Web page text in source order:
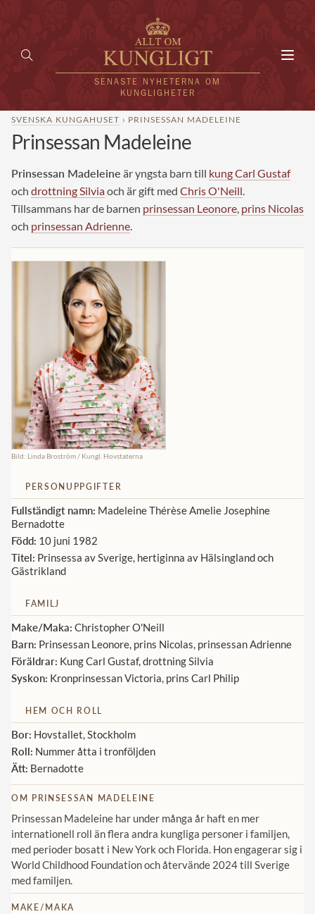
SENASTE NYHETERNA OM
KUNGLIGHETER
HEM
KUNGAFAMILJEN
UTLÄNDSKT
KÄNDISAR
VÄRLDENS KUNGAHUS
Svenska kungahuset
Brittiska kungahuset
Norska kungahuset
Danska kungahuset
Spanska kungahuset
Nederländska kungahuset
Belgiska kungahuset
Jordanska kungahuset
Luxemburgska storhertighuset
Japanska kejsarhuset
Marockanska kungahuset
REDAKTION
SVENSKA KUNGAHUSET › PRINSESSAN MADELEINE
Prinsessan Madeleine
Prinsessan Madeleine är yngsta barn till kung Carl Gustaf
och drottning Silviaoch är gift med Chris O'Neill
Tillsammans har de barnen prinsessan Leonore prins Nicolas
och prinsessan Adrienne
Bild: Linda Broström / Kungl. Hovstaterna
PERSONUPPGIFTER
Fullständigt namn: Madeleine Thérèse Amelie Josephine
Bernadotte
Född: 10 juni 1982
Titel: Prinsessa av Sverige, hertiginna av Hälsingland och
Gästrikland
FAMILJ
Make/Maka: Christopher O'Neill
Barn: Prinsessan Leonore, prins Nicolas, prinsessan Adrienne
Föräldrar: Kung Carl Gustaf, drottning Silvia
Syskon: Kronprinsessan Victoria, prins Carl Philip
HEM OCH ROLL
Bor: Hovstallet, Stockholm
Roll: Nummer åtta i tronföljden
Ätt: Bernadotte
OM PRINSESSAN MADELEINE
Prinsessan Madeleine har under många år haft en mer
internationell roll än flera andra kungliga personer i familjen,
med perioder bosatt i New York och Florida. Hon engagerar sig i
World Childhood Foundation och återvände 2024 till Sverige
med familjen.
MAKE/MAKA